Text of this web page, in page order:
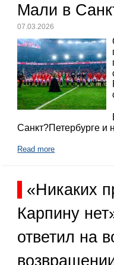
Мали в
07.03.2026
Санкт?Петербурге и
Read more
«Никаких
Карпину
ответил на